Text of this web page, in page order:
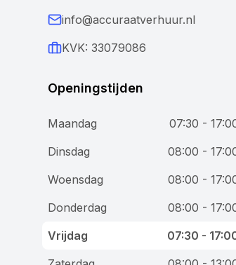
info@accuraatverhuur.nl
KVK: 33079086
Openingstijden
Maandag
07:30 -
Dinsdag
08:00 -
Woensdag
08:00 -
Donderdag
08:00 -
Vrijdag
07:30 -
Wij gebruiken cookies
Bij Accuraat Verhuur maken we gebruik van
vergelijkbare technologieën voor
doeleinden. We plaatsen functionele
website goed te laten werken, analytische
onze dienstverlening te verbeteren, en
om je gepersonaliseerde advertenties te